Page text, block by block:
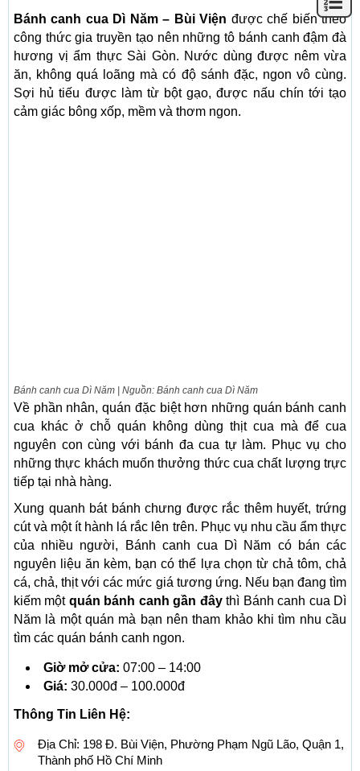
Bánh canh cua Dì Năm – Bùi Viện được chế biến theo
công thức gia truyền tạo nên những tô bánh canh đậm đà
hương vị ẩm thực Sài Gòn. Nước dùng được nêm vừa
ăn, không quá loãng mà có độ sánh đặc, ngon vô cùng.
Sợi hủ tiếu được làm từ bột gạo, được nấu chín tới tạo
cảm giác bông xốp, mềm và thơm ngon.
Bánh canh cua Dì Năm | Nguồn: Bánh canh cua Dì Năm
Về phần nhân, quán đặc biệt hơn những quán bánh canh
cua khác ở chỗ quán không dùng thịt cua mà để cua
nguyên con cùng với bánh đa cua tự làm. Phục vụ cho
những thực khách muốn thưởng thức cua chất lượng trực
tiếp tại nhà hàng.
Xung quanh bát bánh chưng được rắc thêm huyết, trứng
cút và một ít hành lá rắc lên trên. Phục vụ nhu cầu ẩm thực
của nhiều người, Bánh canh cua Dì Năm có bán các
nguyên liệu ăn kèm, bạn có thể lựa chọn từ chả tôm, chả
cá, chả, thịt với các mức giá tương ứng. Nếu bạn đang tìm
kiếm một quán bánh canh gần đâythì Bánh canh cua Dì
Năm là một quán mà bạn nên tham khảo khi tìm nhu cầu
tìm các quán bánh canh ngon.
Giờ mở cửa: 07:00 – 14:00
Giá: 30.000đ – 100.000đ
Thông Tin Liên Hệ:
Địa Chỉ: 198 Đ. Bùi Viện, Phường Phạm Ngũ Lão, Quận 1,
Thành phố Hồ Chí Minh